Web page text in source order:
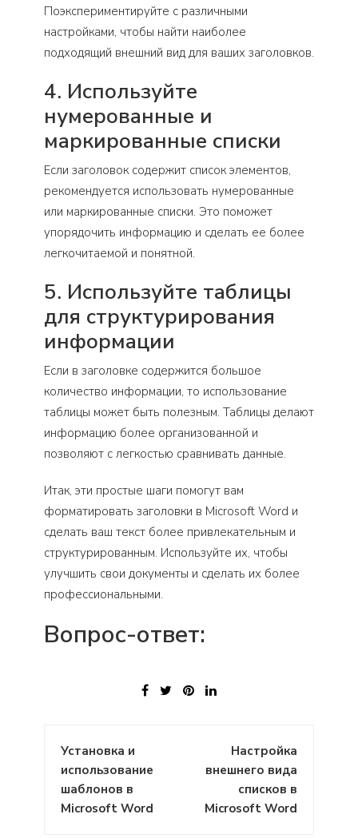
Поэкспериментируйте с различными
настройками, чтобы найти наиболее
подходящий внешний вид для ваших заголовков.
4. Используйте
нумерованные и
маркированные списки
Если заголовок содержит список элементов,
рекомендуется использовать нумерованные
или маркированные списки. Это поможет
упорядочить информацию и сделать ее более
легкочитаемой и понятной.
5. Используйте таблицы
для структурирования
информации
Если в заголовке содержится большое
количество информации, то использование
таблицы может быть полезным. Таблицы делают
информацию более организованной и
позволяют с легкостью сравнивать данные.
Итак, эти простые шаги помогут вам
форматировать заголовки в Microsoft Word и
сделать ваш текст более привлекательным и
структурированным. Используйте их, чтобы
улучшить свои документы и сделать их более
профессиональными.
Вопрос-ответ:
Навигация
по
записям
Установка и
использование
шаблонов в
Microsoft Word
Настройка
внешнего вида
списков в
Microsoft Word